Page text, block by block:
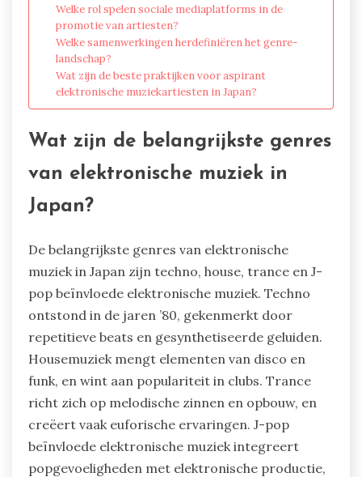
Welke rol spelen sociale mediaplatforms in de
promotie van artiesten?
Welke samenwerkingen herdefiniëren het genre-
landschap?
Wat zijn de beste praktijken voor aspirant
elektronische muziekartiesten in Japan?
Wat zijn de belangrijkste genres
van elektronische muziek in
Japan?
De belangrijkste genres van elektronische
muziek in Japan zijn techno, house, trance en J-
pop beïnvloede elektronische muziek. Techno
ontstond in de jaren ’80, gekenmerkt door
repetitieve beats en gesynthetiseerde geluiden.
Housemuziek mengt elementen van disco en
funk, en wint aan populariteit in clubs. Trance
richt zich op melodische zinnen en opbouw, en
creëert vaak euforische ervaringen. J-pop
beïnvloede elektronische muziek integreert
popgevoeligheden met elektronische productie,